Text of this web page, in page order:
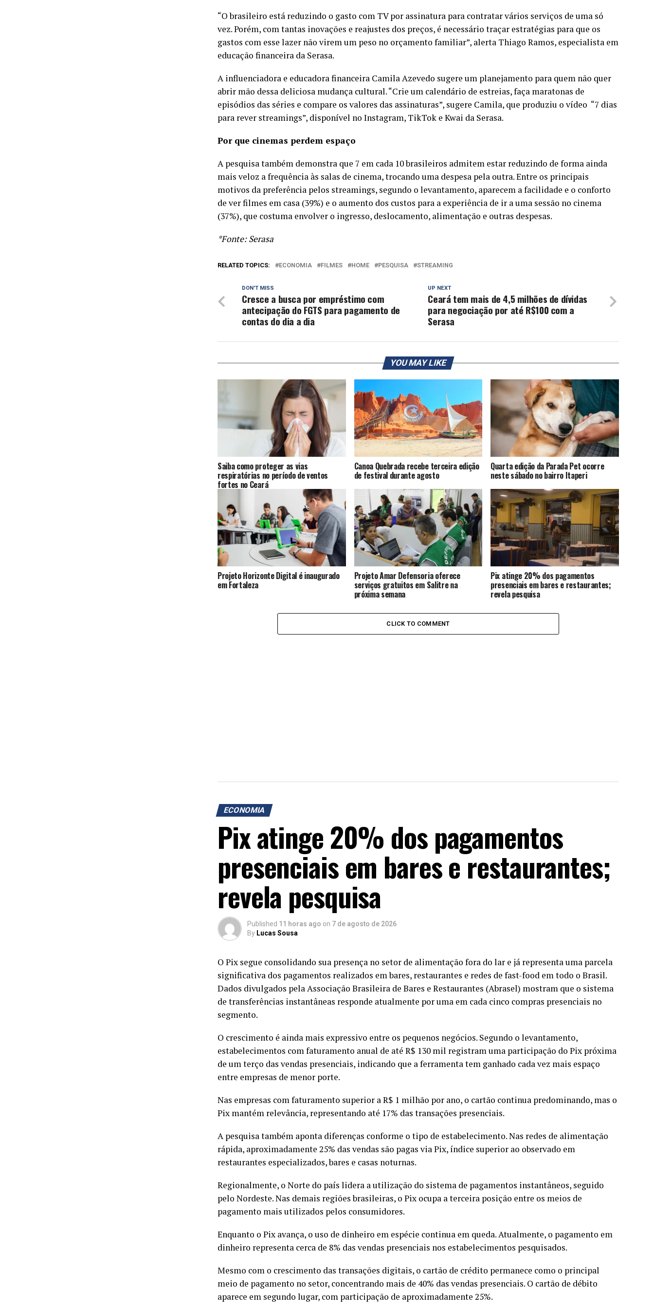
“O brasileiro está reduzindo o gasto com TV por assinatura para contratar vários serviços de uma só
vez. Porém, com tantas inovações e reajustes dos preços, é necessário traçar estratégias para que os
gastos com esse lazer não virem um peso no orçamento familiar”, alerta Thiago Ramos, especialista em
educação financeira da Serasa.
A influenciadora e educadora financeira Camila Azevedo sugere um planejamento para quem não quer
abrir mão dessa deliciosa mudança cultural. “Crie um calendário de estreias, faça maratonas de
episódios das séries e compare os valores das assinaturas”, sugere Camila, que produziu o vídeo “7 dias
para rever streamings”, disponível no Instagram, TikTok e Kwai da Serasa.
Por que cinemas perdem espaço
A pesquisa também demonstra que 7 em cada 10 brasileiros admitem estar reduzindo de forma ainda
mais veloz a frequência às salas de cinema, trocando uma despesa pela outra. Entre os principais
motivos da preferência pelos streamings, segundo o levantamento, aparecem a facilidade e o conforto
de ver filmes em casa (39%) e o aumento dos custos para a experiência de ir a uma sessão no cinema
(37%), que costuma envolver o ingresso, deslocamento, alimentação e outras despesas.
*Fonte: Serasa
RELATED TOPICS: ECONOMIA FILMES HOME PESQUISA STREAMING
UP NEXT
Ceará tem mais de 4,5 milhões de dívidas
para negociação por até R$100 com a
Serasa
DON'T MISS
Cresce a busca por empréstimo com
antecipação do FGTS para pagamento de
contas do dia a dia
YOU MAY LIKE
Saiba como proteger as vias
respiratórias no período de ventos
fortes no Ceará
Canoa Quebrada recebe terceira edição
de festival durante agosto
Quarta edição da Parada Pet ocorre
neste sábado no bairro Itaperi
Projeto Horizonte Digital é inaugurado
em Fortaleza
Projeto Amar Defensoria oferece
serviços gratuitos em Salitre na
próxima semana
Pix atinge 20% dos pagamentos
presenciais em bares e restaurantes;
revela pesquisa
CLICK TO COMMENT
ECONOMIA
Pix atinge 20% dos pagamentos
presenciais em bares e restaurantes;
revela pesquisa
Published 11 horas ago on 7 de agosto de 2026
By Lucas Sousa
O Pix segue consolidando sua presença no setor de alimentação fora do lar e já representa uma parcela
significativa dos pagamentos realizados em bares, restaurantes e redes de fast-food em todo o Brasil.
Dados divulgados pela Associação Brasileira de Bares e Restaurantes (Abrasel) mostram que o sistema
de transferências instantâneas responde atualmente por uma em cada cinco compras presenciais no
segmento.
O crescimento é ainda mais expressivo entre os pequenos negócios. Segundo o levantamento,
estabelecimentos com faturamento anual de até R$ 130 mil registram uma participação do Pix próxima
de um terço das vendas presenciais, indicando que a ferramenta tem ganhado cada vez mais espaço
entre empresas de menor porte.
Nas empresas com faturamento superior a R$ 1 milhão por ano, o cartão continua predominando, mas o
Pix mantém relevância, representando até 17% das transações presenciais.
A pesquisa também aponta diferenças conforme o tipo de estabelecimento. Nas redes de alimentação
rápida, aproximadamente 25% das vendas são pagas via Pix, índice superior ao observado em
restaurantes especializados, bares e casas noturnas.
Regionalmente, o Norte do país lidera a utilização do sistema de pagamentos instantâneos, seguido
pelo Nordeste. Nas demais regiões brasileiras, o Pix ocupa a terceira posição entre os meios de
pagamento mais utilizados pelos consumidores.
Enquanto o Pix avança, o uso de dinheiro em espécie continua em queda. Atualmente, o pagamento em
dinheiro representa cerca de 8% das vendas presenciais nos estabelecimentos pesquisados.
Mesmo com o crescimento das transações digitais, o cartão de crédito permanece como o principal
meio de pagamento no setor, concentrando mais de 40% das vendas presenciais. O cartão de débito
aparece em segundo lugar, com participação de aproximadamente 25%.